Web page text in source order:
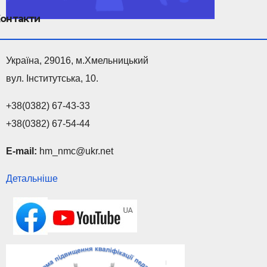
Україна, 29016, м.Хмельницький
вул. Інститутська, 10.
+38(0382) 67-43-33
+38(0382) 67-54-44
E-mail: hm_nmc@ukr.net
Детальніше